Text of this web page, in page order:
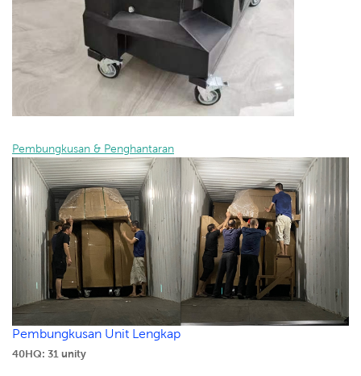
Pembungkusan & Penghantaran
Pembungkusan Unit Lengkap
40HQ: 31 unity